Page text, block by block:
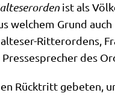
ist als
wel­chem Grund
Rit­ter­or­dens,
des
Rück­tritt gebe­ten,